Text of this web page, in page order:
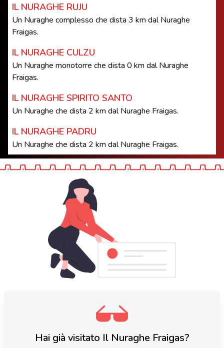
IL NURAGHE RUJU
Un Nuraghe complesso che dista 3 km dal Nuraghe
Fraigas.
IL NURAGHE CULZU
Un Nuraghe monotorre che dista 0 km dal Nuraghe
Fraigas.
IL NURAGHE SPIRITO SANTO
Un Nuraghe che dista 2 km dal Nuraghe Fraigas.
IL NURAGHE PADRU
Un Nuraghe che dista 2 km dal Nuraghe Fraigas.
Hai già visitato Il Nuraghe Fraigas?